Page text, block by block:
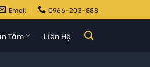
Email 0966-203-888
Tâm Liên Hệ